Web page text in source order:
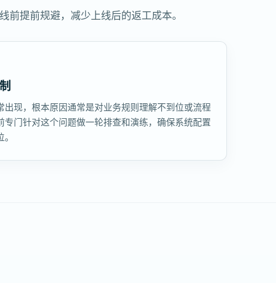
提前规避，减少上线后的返工成本。
出现，根本原因通常是对业务规则理解不到位或流程
专门针对这个问题做一轮排查和演练，确保系统配置